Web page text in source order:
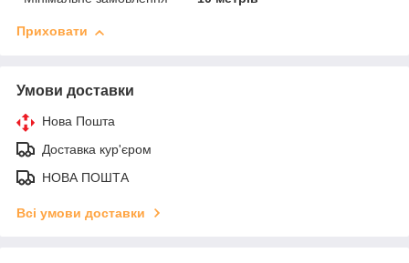
Приховати
Умови доставки
Нова Пошта
Доставка кур'єром
НОВА ПОШТА
Всі умови доставки